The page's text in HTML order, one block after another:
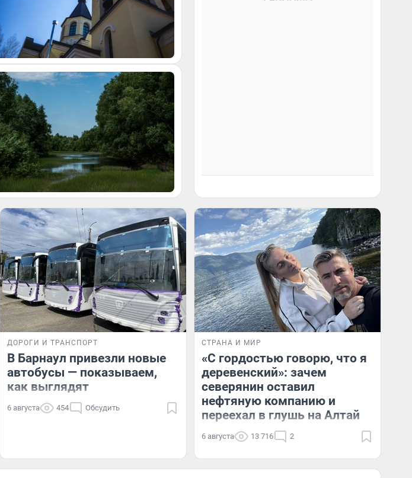
ДОРОГИ И ТРАНСПОРТ
В Барнаул привезли новые
автобусы — показываем,
как выглядят
6 августа 454 Обсудить
СТРАНА И МИР
«С гордостью говорю, что я
деревенский»: зачем
северянин оставил
нефтяную компанию и
переехал в глушь на Алтай
6 августа 13 716 2